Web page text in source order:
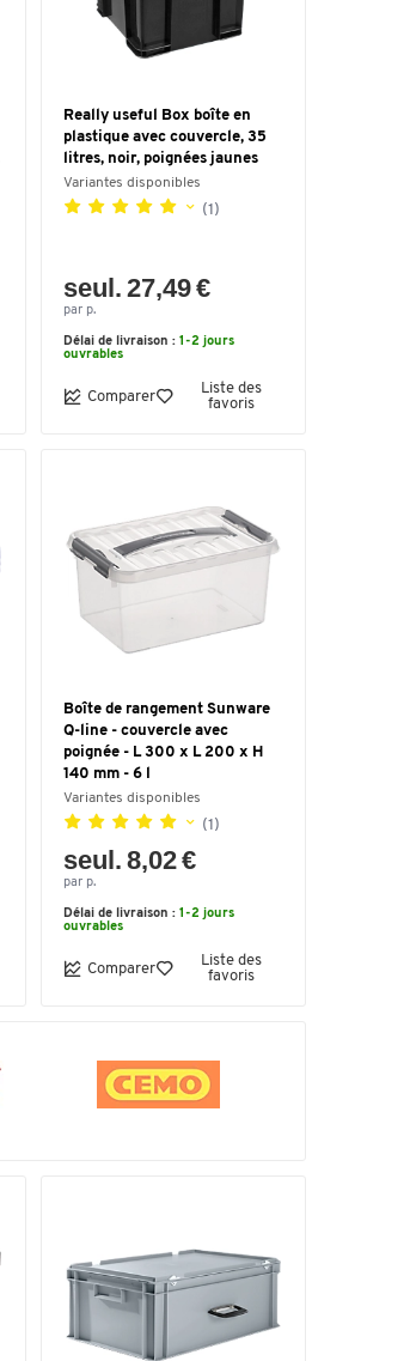
Really useful Box boîte en
plastique avec couvercle, 35
litres, noir, poignées jaunes
Variantes disponibles
(1)
seul. 27,49 €
par p.
Délai de livraison : 1-2 jours
ouvrables
Comparer
Liste des
favoris
Boîte de rangement Sunware
Q-line - couvercle avec
poignée - L 300 x L 200 x H
140 mm - 6 l
Variantes disponibles
(1)
seul. 8,02 €
par p.
Délai de livraison : 1-2 jours
ouvrables
Comparer
Liste des
favoris